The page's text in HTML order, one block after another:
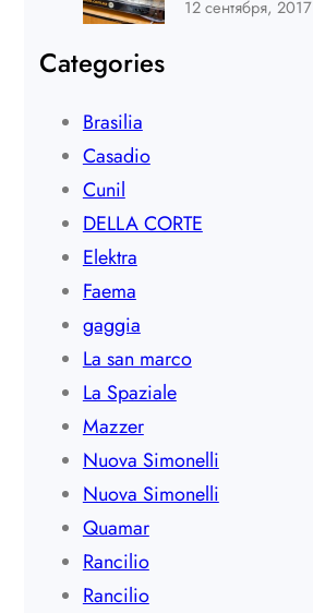
12 сентября, 2017
Categories
Brasilia
Casadio
Cunil
DELLA CORTE
Elektra
Faema
gaggia
La san marco
La Spaziale
Mazzer
Nuova Simonelli
Nuova Simonelli
Quamar
Rancilio
Rancilio